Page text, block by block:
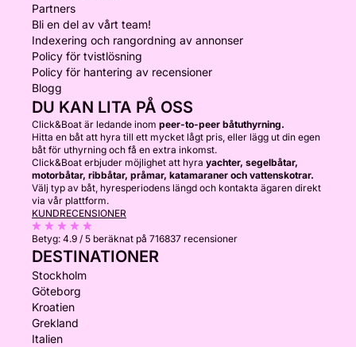
Partners
Bli en del av vårt team!
Indexering och rangordning av annonser
Policy för tvistlösning
Policy för hantering av recensioner
Blogg
DU KAN LITA PÅ OSS
Click&Boat är ledande inom peer-to-peer båtuthyrning.
Hitta en båt att hyra till ett mycket lågt pris, eller lägg ut din egen
båt för uthyrning och få en extra inkomst.
Click&Boat erbjuder möjlighet att hyra yachter, segelbåtar,
motorbåtar, ribbåtar, pråmar, katamaraner och vattenskotrar.
Välj typ av båt, hyresperiodens längd och kontakta ägaren direkt
via vår plattform.
KUNDRECENSIONER
Betyg: 4.9 / 5 beräknat på 716837 recensioner
DESTINATIONER
Stockholm
Göteborg
Kroatien
Grekland
Italien